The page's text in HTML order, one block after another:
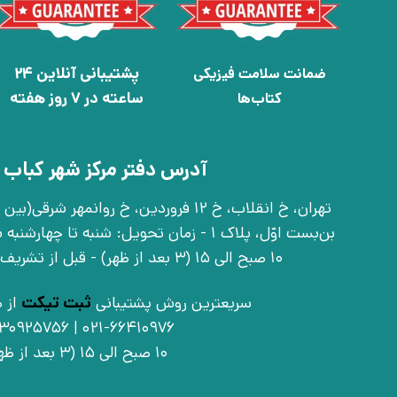
ضمانت سلامت فیزیکی
کتاب‌ها
پشتیبانی آنلاین 24
ساعته در 7 روز هفته
آدرس دفتر مرکز شهر
بن‌بست اوّل، پلاک 1 - زمان تحویل: شنبه
10 صبح الی 15 (3 بعد از ظهر) - قبل از تشریف آوردن تماس بگیرید
سریعترین روش پشتیبانی ثبت تیکت
10 صبح الی 15 (3 بعد از ظهر)